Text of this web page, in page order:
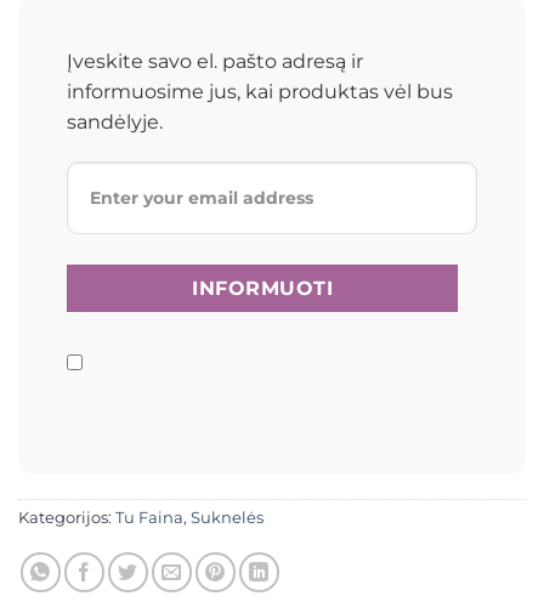
Įveskite savo el. pašto adresą ir
informuosime jus, kai produktas vėl bus
sandėlyje.
Kategorijos: Tu Faina, Suknelės